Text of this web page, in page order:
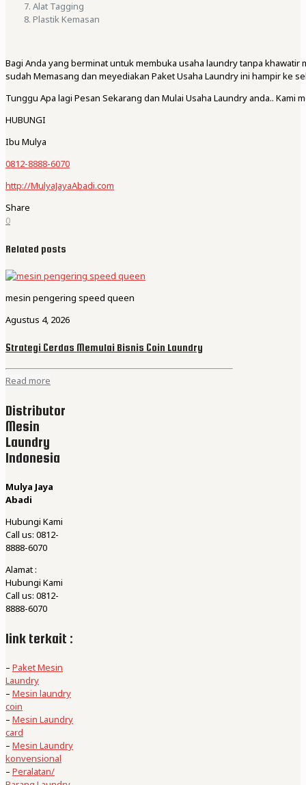
Alat Tagging
Plastik Kemasan
Bagi Anda yang berminat untuk membuka usaha laundry tanpa
sudah Memasang dan meyediakan Paket Usaha Laundry ini hampir ke
Tunggu Apa lagi Pesan Sekarang dan Mulai Usaha Laundry anda..
HUBUNGI
Ibu Mulya
0812-8888-6070
http://MulyaJayaAbadi.com
Share
0
Related posts
mesin pengering speed queen
Agustus 4, 2026
Strategi Cerdas Memulai Bisnis Coin Laundry
Read more
Distributor
Mesin
Laundry
Indonesia
Mulya Jaya
Abadi
Hubungi Kami
Call us: 0812-
8888-6070
Alamat :
Hubungi Kami
Call us: 0812-
8888-6070
link terkait :
– Paket Mesin
Laundry
– Mesin laundry
coin
– Mesin Laundry
card
– Mesin Laundry
konvensional
– Peralatan/